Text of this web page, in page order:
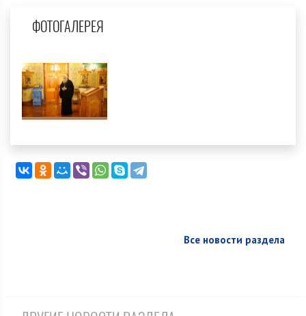
ФОТОГАЛЕРЕЯ
Все новости раздела